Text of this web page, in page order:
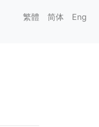
繁體
简体 Eng